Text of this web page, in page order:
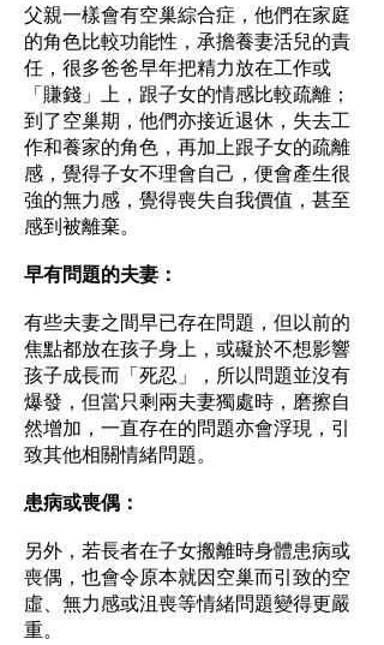
父親一樣會有空巢綜合症，他們在家庭
的角色比較功能性，承擔養妻活兒的責
任，很多爸爸早年把精力放在工作或
「賺錢」上，跟子女的情感比較疏離；
到了空巢期，他們亦接近退休，失去工
作和養家的角色，再加上跟子女的疏離
感，覺得子女不理會自己，便會產生很
強的無力感，覺得喪失自我價值，甚至
感到被離棄。
早有問題的夫妻：
有些夫妻之間早已存在問題，但以前的
焦點都放在孩子身上，或礙於不想影響
孩子成長而「死忍」，所以問題並沒有
爆發，但當只剩兩夫妻獨處時，磨擦自
然增加，一直存在的問題亦會浮現，引
致其他相關情緒問題。
患病或喪偶：
另外，若長者在子女搬離時身體患病或
喪偶，也會令原本就因空巢而引致的空
虛、無力感或沮喪等情緒問題變得更嚴
重。